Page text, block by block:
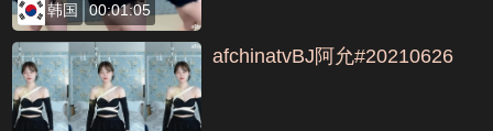
韩国 00:01:05
afchinatvBJ阿允#20210626